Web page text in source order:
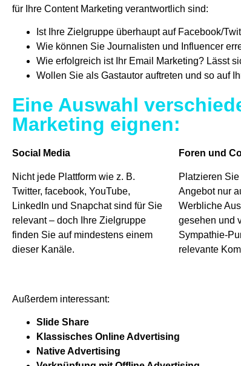
für Ihre Content Marketing verantwortlich sind:
Ist Ihre Zielgruppe überhaupt auf Facebook/
Wie können Sie Journalisten und Influencer
Wie erfolgreich ist Ihr Email Marketing? Lässt
Wollen Sie als Gastautor auftreten und so auf
Eine Auswahl
Marketing eignen:
Social Media
Nicht jede Plattform wie z. B.
Twitter, facebook, YouTube,
LinkedIn und Snapchat sind für Sie
relevant – doch Ihre Zielgruppe
finden Sie auf mindestens einem
dieser Kanäle.
Foren und
Platzieren
Angebot nur
Werbliche
gesehen und
Sympathie-
relevante
Außerdem interessant:
Slide Share
Klassisches Online Advertising
Native Advertising